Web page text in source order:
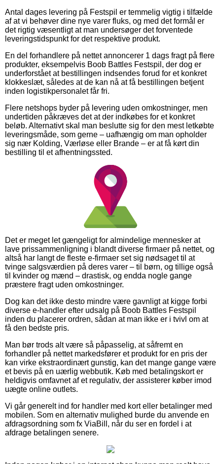
Antal dages levering på Festspil er temmelig vigtig i tilfælde
af at vi behøver dine nye varer fluks, og med det formål er
det rigtig væsentligt at man undersøger det forventede
leveringstidspunkt for det respektive produkt.
En del forhandlere på nettet annoncerer 1 dags fragt på flere
produkter, eksempelvis Boob Battles Festspil, der dog er
underforstået at bestillingen indsendes forud for et konkret
klokkeslæt, således at de kan nå at få bestillingen betjent
inden logistikpersonalet får fri.
Flere netshops byder på levering uden omkostninger, men
undertiden påkræves det at der indkøbes for et konkret
beløb. Alternativt skal man beslutte sig for den mest letkøbte
leveringsmåde, som gerne – uafhængig om man opholder
sig nær Kolding, Værløse eller Brande – er at få kørt din
bestilling til et afhentningssted.
Det er meget let gængeligt for almindelige mennesker at
lave prissammenligning i blandt diverse firmaer på nettet, og
altså har langt de fleste e-firmaer set sig nødsaget til at
tvinge salgsværdien på deres varer – til børn, og tillige også
til kvinder og mænd – drastisk, og endda nogle gange
præstere fragt uden omkostninger.
Dog kan det ikke desto mindre være gavnligt at kigge forbi
diverse e-handler efter udsalg på Boob Battles Festspil
inden du placerer ordren, sådan at man ikke er i tvivl om at
få den bedste pris.
Man bør trods alt være så påpasselig, at såfremt en
forhandler på nettet markedsfører et produkt for en pris der
kan virke ekstraordinært gunstig, kan det mange gange være
et bevis på en uærlig webbutik. Køb med betalingskort er
heldigvis omfavnet af et regulativ, der assisterer køber imod
uægte online outlets.
Vi går generelt ind for handler med kort eller betalinger med
mobilen. Som en alternativ mulighed burde du anvende en
afdragsordning som fx ViaBill, når du ser en fordel i at
afdrage betalingen senere.